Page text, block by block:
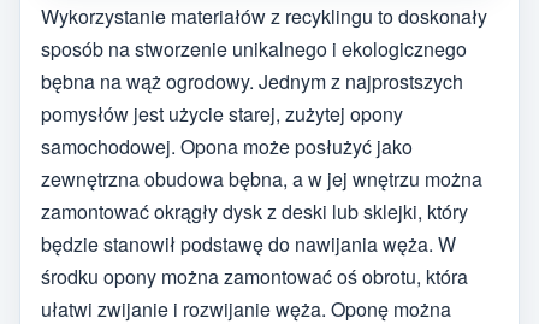
Wykorzystanie materiałów z recyklingu to doskonały
sposób na stworzenie unikalnego i ekologicznego
bębna na wąż ogrodowy. Jednym z najprostszych
pomysłów jest użycie starej, zużytej opony
samochodowej. Opona może posłużyć jako
zewnętrzna obudowa bębna, a w jej wnętrzu można
zamontować okrągły dysk z deski lub sklejki, który
będzie stanowił podstawę do nawijania węża. W
środku opony można zamontować oś obrotu, która
ułatwi zwijanie i rozwijanie węża. Oponę można